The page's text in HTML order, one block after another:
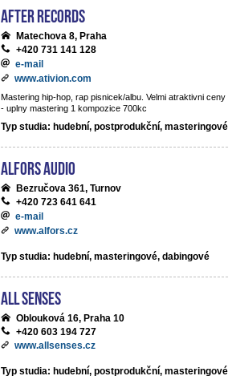
After records
Matechova 8, Praha
+420 731 141 128
e-mail
www.ativion.com
Mastering hip-hop, rap pisnicek/albu. Velmi atraktivni ceny
- uplny mastering 1 kompozice 700kc
Typ studia: hudební, postprodukční, masteringové
ALFORS audio
Bezručova 361, Turnov
+420 723 641 641
e-mail
www.alfors.cz
Typ studia: hudební, masteringové, dabingové
All Senses
Oblouková 16, Praha 10
+420 603 194 727
www.allsenses.cz
Typ studia: hudební, postprodukční, masteringové